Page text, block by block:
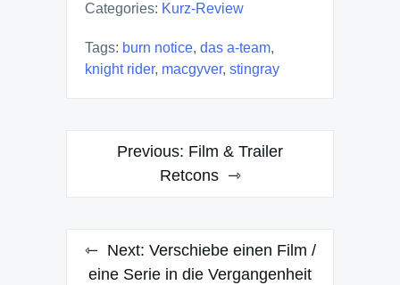
Categories: Kurz-Review
Tags: burn notice, das a-team,
knight rider, macgyver, stingray
navigation
Previous: Film & Trailer
Retcons
Next: Verschiebe einen Film /
eine Serie in die Vergangenheit